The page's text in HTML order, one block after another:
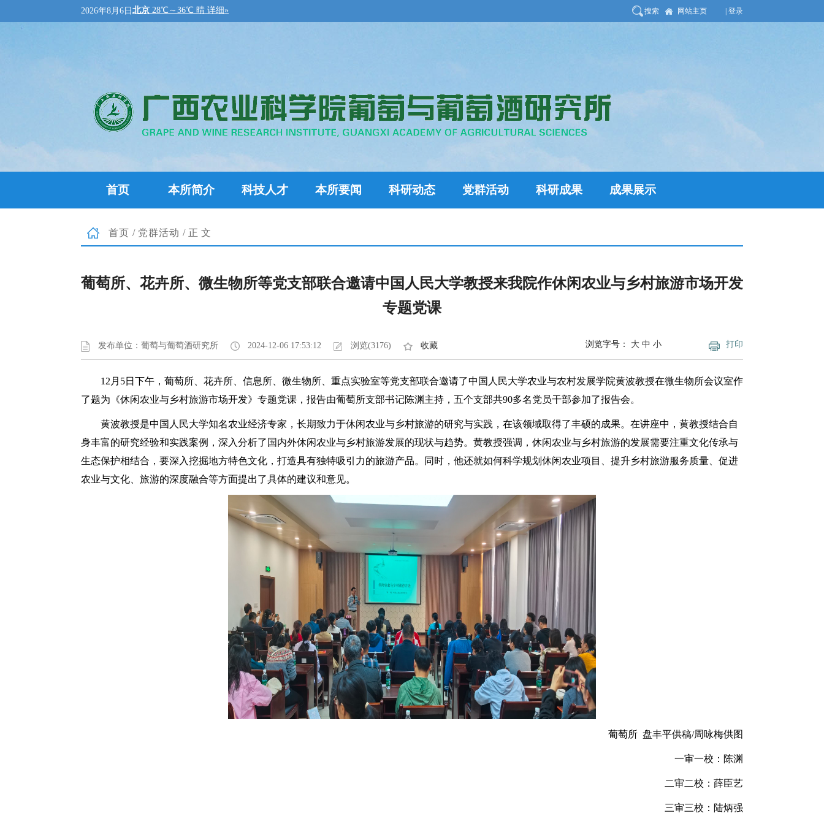
2026年8月6日 搜索 网站主页 | 登录
首页 本所简介 科技人才 本所要闻 科研动态 党群活动 科研成果 成果展示
首页 / 党群活动 /正文
葡萄所、花卉所、微生物所等党支部联合邀请中国人民大学教授来我院作休闲农业与乡村旅游市场开发
专题党课
发布单位：葡萄与葡萄酒研究所 2024-12-06 17:53:12 浏览(3176) 收藏 打印
浏览字号： 大 中 小
12月5日下午，葡萄所、花卉所、信息所、微生物所、重点实验室等党支部联合邀请了中国人民大学农业与农村发展学院黄波教授在微生物所会议室作
了题为《休闲农业与乡村旅游市场开发》专题党课，报告由葡萄所支部书记陈渊主持，五个支部共90多名党员干部参加了报告会。
黄波教授是中国人民大学知名农业经济专家，长期致力于休闲农业与乡村旅游的研究与实践，在该领域取得了丰硕的成果。在讲座中，黄教授结合自
身丰富的研究经验和实践案例，深入分析了国内外休闲农业与乡村旅游发展的现状与趋势。黄教授强调，休闲农业与乡村旅游的发展需要注重文化传承与
生态保护相结合，要深入挖掘地方特色文化，打造具有独特吸引力的旅游产品。同时，他还就如何科学规划休闲农业项目、提升乡村旅游服务质量、促进
农业与文化、旅游的深度融合等方面提出了具体的建议和意见。
葡萄所 盘丰平供稿/周咏梅供图
一审一校：陈渊
二审二校：薛臣艺
三审三校：陆炳强